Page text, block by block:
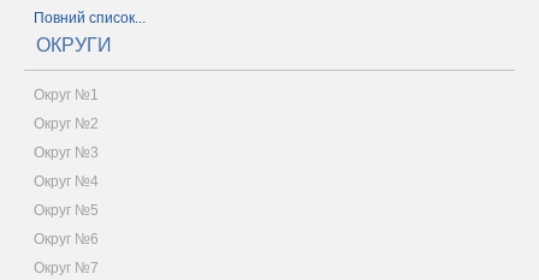
Повний список...
ОКРУГИ
Округ №1
Округ №2
Округ №3
Округ №4
Округ №5
Округ №6
Округ №7